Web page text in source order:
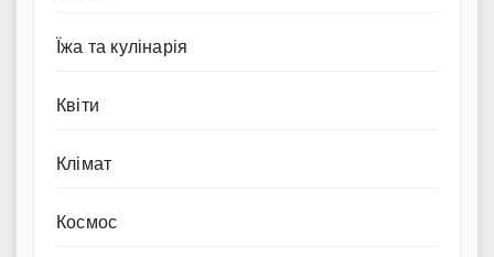
Їжа та кулінарія
Квіти
Клімат
Космос